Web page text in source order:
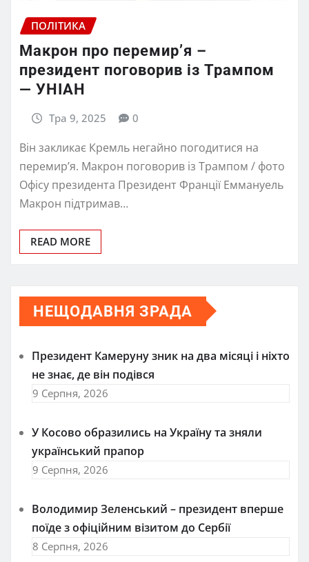
ПОЛІТИКА
Макрон про перемир’я –
президент поговорив із Трампом
— УНІАН
Тра 9, 2025 0
Він закликає Кремль негайно погодитися на
перемир’я. Макрон поговорив із Трампом / фото
Офісу президента Президент Франції Еммануель
Макрон підтримав…
READ MORE
НЕЩОДАВНЯ ЗРАДА
Президент Камеруну зник на два місяці і ніхто
не знає, де він подівся
9 Серпня, 2026
У Косово образились на Україну та зняли
український прапор
9 Серпня, 2026
Володимир Зеленський – президент вперше
поїде з офіційним візитом до Сербії
8 Серпня, 2026